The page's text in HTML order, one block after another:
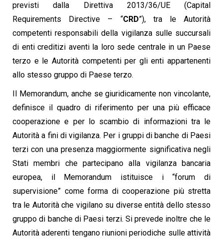
previsti dalla Direttiva 2013/36/UE (Capital
Requirements Directive – “CRD”), tra le Autorità
competenti responsabili della vigilanza sulle succursali
di enti creditizi aventi la loro sede centrale in un Paese
terzo e le Autorità competenti per gli enti appartenenti
allo stesso gruppo di Paese terzo.
Il Memorandum, anche se giuridicamente non vincolante,
definisce il quadro di riferimento per una più efficace
cooperazione e per lo scambio di informazioni tra le
Autorità a fini di vigilanza. Per i gruppi di banche di Paesi
terzi con una presenza maggiormente significativa negli
Stati membri che partecipano alla vigilanza bancaria
europea, il Memorandum istituisce i “forum di
supervisione” come forma di cooperazione più stretta
tra le Autorità che vigilano su diverse entità dello stesso
gruppo di banche di Paesi terzi. Si prevede inoltre che le
Autorità aderenti tengano riunioni periodiche sulle attività